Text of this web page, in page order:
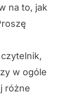
na to, jak
w ogóle
różne